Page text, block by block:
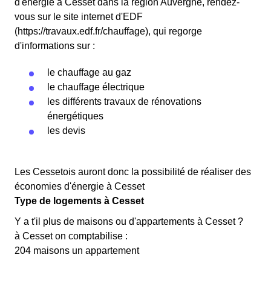
d'énergie à Cesset dans la région Auvergne, rendez-
vous sur le site internet d'EDF
(https://travaux.edf.fr/chauffage), qui regorge
d'informations sur :
le chauffage au gaz
le chauffage électrique
les différents travaux de rénovations
énergétiques
les devis
Les Cessetois auront donc la possibilité de réaliser des
économies d'énergie à Cesset
Type de logements à Cesset
Y a t'il plus de maisons ou d'appartements à Cesset ?
à Cesset on comptabilise :
204 maisons un appartement